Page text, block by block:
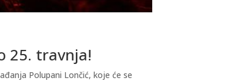
25. travnja!
Polupani Lončić, koje će se